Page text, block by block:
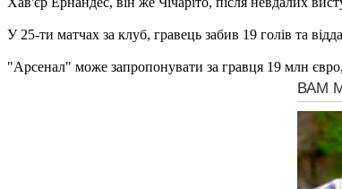
У 25-ти матчах за клуб, гравець забив 19 голів та
"Арсенал" може запропонувати за гравця 19 млн